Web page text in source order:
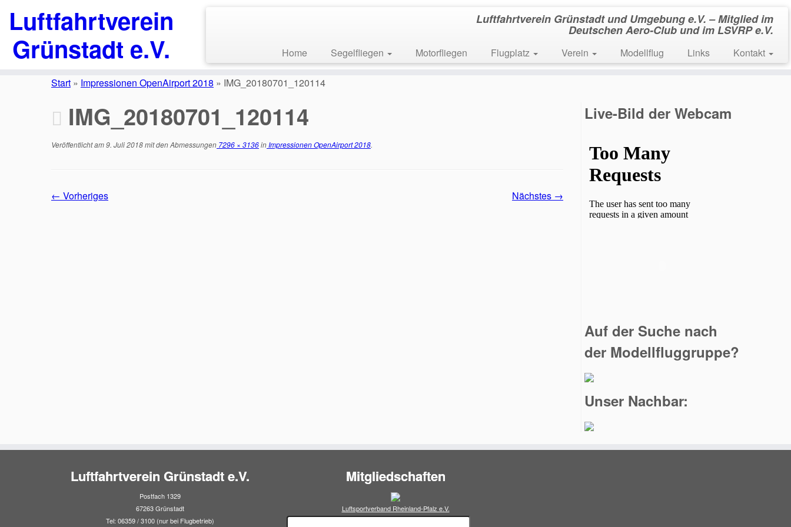
Luftfahrtverein
Grünstadt e.V.
Luftfahrtverein Grünstadt und Umgebung e.V. – Mitglied im
Deutschen Aero-Club und im LSVRP e.V.
Home Segelfliegen Motorfliegen Flugplatz Verein Modellflug Links Kontakt
Start » Impressionen OpenAirport 2018 » IMG_20180701_120114
IMG_20180701_120114
Veröffentlicht am9. Juli 2018mit den Abmessungen 7296 × 3136inImpressionen OpenAirport 2018.
← Vorheriges Nächstes →
Live-Bild der Webcam
Auf der Suche nach
der Modellfluggruppe?
Unser Nachbar:
Luftfahrtverein Grünstadt e.V.
Postfach 1329
67263 Grünstadt
Tel: 06359 / 3100 (nur bei Flugbetrieb)
Mitgliedschaften
Luftsportverband Rheinland-Pfalz e.V.
Suchen